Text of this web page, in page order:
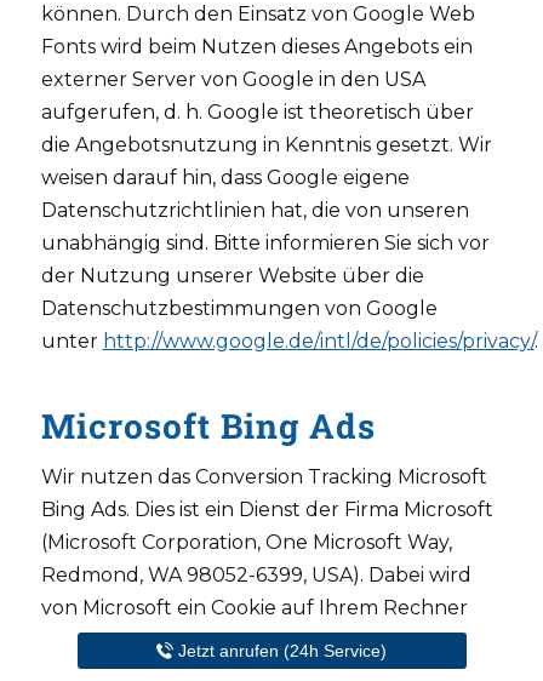
können. Durch den Einsatz von Google Web
Fonts wird beim Nutzen dieses Angebots ein
externer Server von Google in den USA
aufgerufen, d. h. Google ist theoretisch über
die Angebotsnutzung in Kenntnis gesetzt. Wir
weisen darauf hin, dass Google eigene
Datenschutzrichtlinien hat, die von unseren
unabhängig sind. Bitte informieren Sie sich vor
der Nutzung unserer Website über die
Datenschutzbestimmungen von Google
unter http://www.google.de/intl/de/policies/privacy/.
Microsoft Bing Ads
Wir nutzen das Conversion Tracking Microsoft
Bing Ads. Dies ist ein Dienst der Firma Microsoft
(Microsoft Corporation, One Microsoft Way,
Redmond, WA 98052-6399, USA). Dabei wird
von Microsoft ein Cookie auf Ihrem Rechner
gesetzt, sofern Sie über eine Microsoft Bing
Anzeige auf unsere Webseite gelangt
Jetzt anrufen (24h Service)